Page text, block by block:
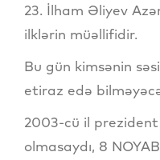
23. İlham Əliyev
ilklərin müəllifidir.
Bu gün kimsənin
etiraz edə
2003-cü il prezident
olmasaydı, 8